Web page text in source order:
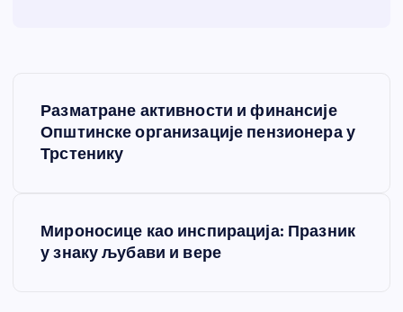
Разматране активности и финансије
Општинске организације пензионера у
Трстенику
Мироносице као инспирација: Празник
у знаку љубави и вере